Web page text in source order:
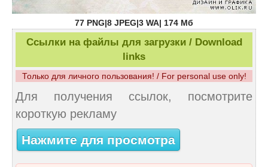
77 PNG|8 JPEG|3 WA| 174 Мб
Ссылки на файлы для загрузки / Download
links
Только для личного пользования! / For personal use only!
Для получения ссылок, посмотрите
короткую рекламу
Нажмите для просмотра